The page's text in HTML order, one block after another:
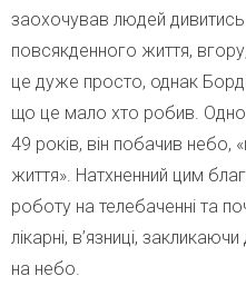
заохочував людей
повсякденного життя,
це дуже просто, однак
що це мало хто робив.
49 років, він побачив небо,
життя». Натхненний цим
роботу на телебаченні та
лікарні, в’язниці,
на небо.